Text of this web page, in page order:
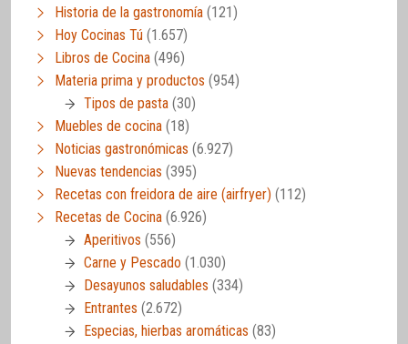
Historia de la gastronomía (121)
Hoy Cocinas Tú (1.657)
Libros de Cocina (496)
Materia prima y productos (954)
Tipos de pasta (30)
Muebles de cocina (18)
Noticias gastronómicas (6.927)
Nuevas tendencias (395)
Recetas con freidora de aire (airfryer) (112)
Recetas de Cocina (6.926)
Aperitivos (556)
Carne y Pescado (1.030)
Desayunos saludables (334)
Entrantes (2.672)
Especias, hierbas aromáticas (83)